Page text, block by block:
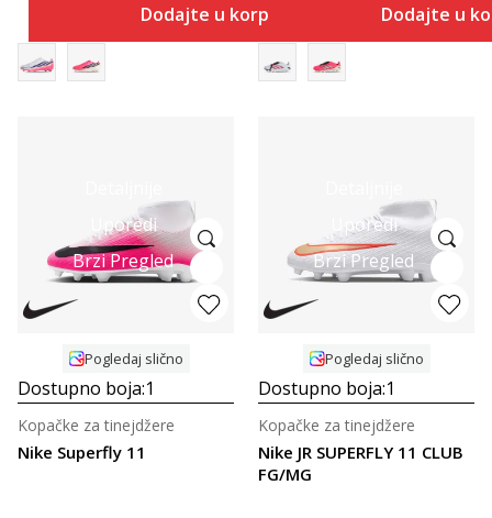
Dodajte u korpu Dodajte u
Uporedi
Brzi Pregled
Pogledaj slično
Dostupno boja:1
Nike Superfly 11
Kopačke za tinejdžere
Uporedi
Brzi Pregled
Pogledaj slično
Dostupno boja:1
Nike JR SUPERFLY 11 CLUB
FG/MG
Kopačke za tinejdžere